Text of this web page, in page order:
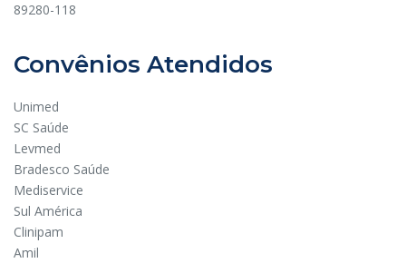
89280-118
Convênios Atendidos
Unimed
SC Saúde
Levmed
Bradesco Saúde
Mediservice
Sul América
Clinipam
Amil